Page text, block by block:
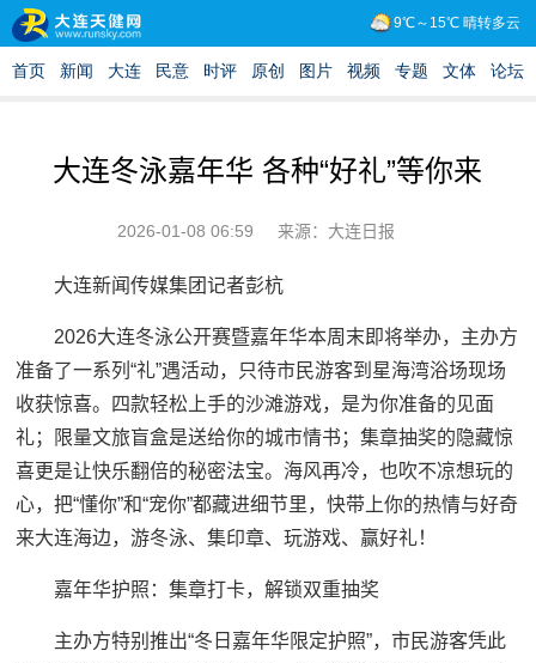
大连冬泳嘉年华 各种“好礼”等你来
2026-01-08 06:59 来源：大连日报
大连新闻传媒集团记者彭杭
2026大连冬泳公开赛暨嘉年华本周末即将举办，主办方
准备了一系列“礼”遇活动，只待市民游客到星海湾浴场现场
收获惊喜。四款轻松上手的沙滩游戏，是为你准备的见面
礼；限量文旅盲盒是送给你的城市情书；集章抽奖的隐藏惊
喜更是让快乐翻倍的秘密法宝。海风再冷，也吹不凉想玩的
心，把“懂你”和“宠你”都藏进细节里，快带上你的热情与好奇
来大连海边，游冬泳、集印章、玩游戏、赢好礼！
嘉年华护照：集章打卡，解锁双重抽奖
主办方特别推出“冬日嘉年华限定护照”，市民游客凭此